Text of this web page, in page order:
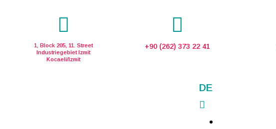
1, Block 205, 11. Street
Industriegebiet Izmit
Kocaeli/Izmit
+90 (262) 373 22 41
DE